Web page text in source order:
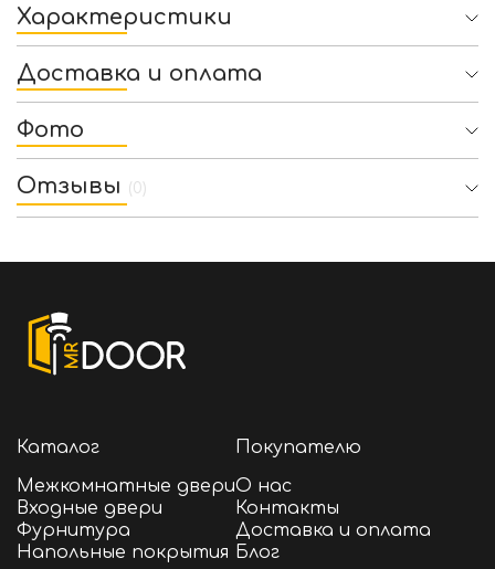
Характеристики
Доставка и оплата
Фото
Отзывы (0)
Каталог
Межкомнатные двери
Входные двери
Фурнитура
Напольные покрытия
Покупателю
О нас
Контакты
Доставка и оплата
Блог